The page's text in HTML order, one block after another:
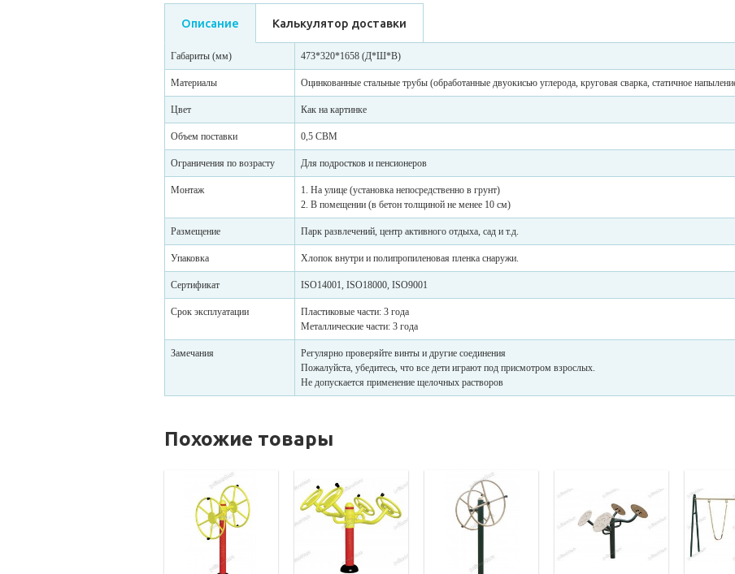
Описание Калькулятор доставки
Габариты (мм) 473*320*1658 (Д*Ш*В)
Материалы Оцинкованные стальные трубы (обработанные двуокисью углерода, круговая сварка, статичное
Цвет Как на картинке
Объем поставки 0,5 CBM
Ограничения по возрасту Для подростков и пенсионеров
Монтаж
1. На улице (установка непосредственно в грунт)
2. В помещении (в бетон толщиной не менее 10 см)
Размещение Парк развлечений, центр активного отдыха, сад и т.д.
Упаковка Хлопок внутри и полипропиленовая пленка снаружи.
Сертификат ISO14001, ISO18000, ISO9001
Срок эксплуатации
Пластиковые части: 3 года
Металлические части: 3 года
Замечания
Регулярно проверяйте винты и другие соединения
Пожалуйста, убедитесь, что все дети играют под присмотром взрослых.
Не допускается применение щелочных растворов
Похожие товары